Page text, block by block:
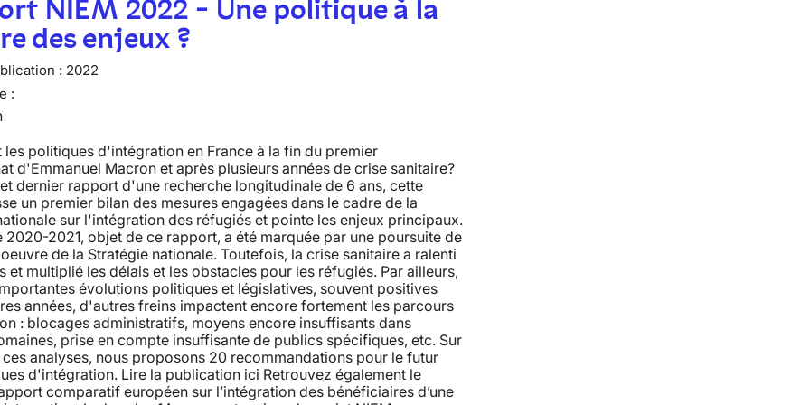
NIEM 2022 - Une politique à la
des enjeux ?
: 2022
:
les politiques d'intégration en France à la fin du premier
d'Emmanuel Macron et après plusieurs années de crise sanitaire?
dernier rapport d'une recherche longitudinale de 6 ans, cette
un premier bilan des mesures engagées dans le cadre de la
sur l'intégration des réfugiés et pointe les enjeux principaux.
2020-2021, objet de ce rapport, a été marquée par une poursuite de
de la Stratégie nationale. Toutefois, la crise sanitaire a ralenti
et multiplié les délais et les obstacles pour les réfugiés. Par ailleurs,
évolutions politiques et législatives, souvent positives
années, d'autres freins impactent encore fortement les parcours
: blocages administratifs, moyens encore insuffisants dans
prise en compte insuffisante de publics spécifiques, etc. Sur
analyses, nous proposons 20 recommandations pour le futur
d'intégration. Lire la publication ici Retrouvez également le
comparatif européen sur l’intégration des bénéficiaires d’une